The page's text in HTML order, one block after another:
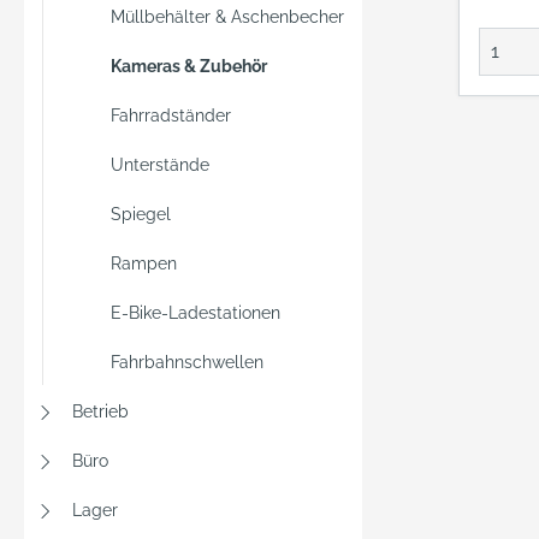
Müllbehälter & Aschenbecher
Kameras & Zubehör
Fahrradständer
Unterstände
Spiegel
Rampen
E-Bike-Ladestationen
Fahrbahnschwellen
Betrieb
Büro
Lager
und